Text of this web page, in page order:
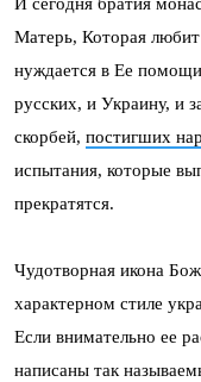
Матерь, Которая
нуждается в Ее
русских, и Украину, и
скорбей, постигших
испытания, которые
прекратятся.
Чудотворная икона
характерном стиле
Если внимательно ее
написаны так